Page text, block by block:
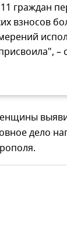
граждан
взносов
дело